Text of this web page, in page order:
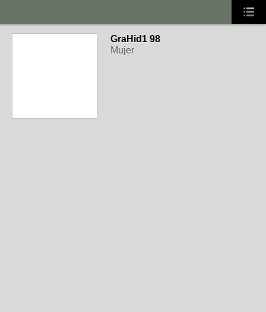
GraHid1 98
Mujer